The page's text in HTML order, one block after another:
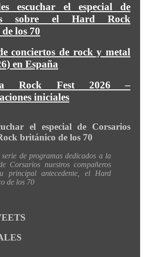
escuchar el especial de
sobre el Hard Rock
los 70
conciertos de rock y metal
en España
Rock Fest 2026 –
iniciales
el especial de Corsarios
británico de los 70
de programas dedicados a la
Corsarios nuestros compañeros
principal antecedente, el Hard
de los 70